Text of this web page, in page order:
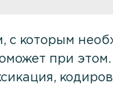
с которым
при